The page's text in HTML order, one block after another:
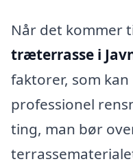
Når det kommer
træterrasse i
faktorer, som
professionel
ting, man bør